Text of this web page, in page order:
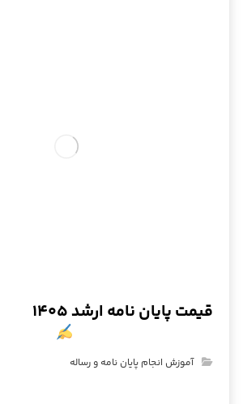
قیمت پایان نامه ارشد ۱۴۰۵
آموزش انجام پایان نامه و رساله